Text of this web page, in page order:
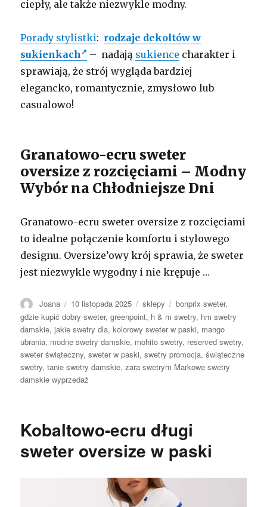
ciepły, ale także niezwykle modny.
Porady stylistki: rodzaje dekoltów w
sukienkach
– nadają sukience charakter i
sprawiają, że strój wygląda bardziej
elegancko, romantycznie, zmysłowo lub
casualowo!
Granatowo-ecru sweter
oversize z rozcięciami – Modny
Wybór na Chłodniejsze Dni
Granatowo-ecru sweter oversize z rozcięciami
to idealne połączenie komfortu i stylowego
designu. Oversize’owy krój sprawia, że sweter
jest niezwykle wygodny i nie krępuje …
Autor
Joana Opublikowano
10 listopada 2025 Kategorie
sklepy Tagi
bonprix sweter,
gdzie kupić dobry sweter,greenpoint, h & m swetry, hm swetry
damskie,jakie swetry dla,kolorowy sweter w paski, mango
ubrania, modne swetry damskie, mohito swetry, reserved swetry,
sweter świąteczny,sweter w paski,swetry promocja,świąteczne
swetry,tanie swetry damskie,zara swetrym Markowe swetry
damskie wyprzedaż
Kobaltowo-ecru długi
sweter oversize w paski